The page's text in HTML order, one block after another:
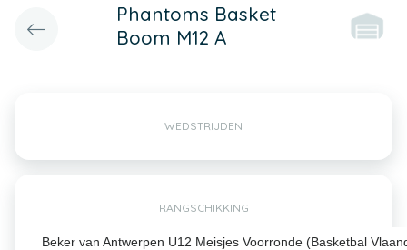
Phantoms Basket
Boom M12 A
WEDSTRIJDEN
RANGSCHIKKING
Beker van Antwerpen U12 Meisjes Voorronde (Basketbal